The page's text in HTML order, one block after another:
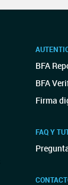
BFA
BFA
Firma
FAQ Y